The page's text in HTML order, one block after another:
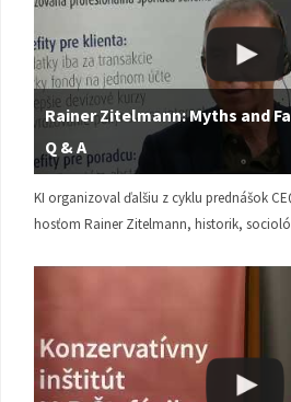
Rainer Zitelmann: Myths and
Q & A
KI organizoval ďalšiu z cyklu prednášok
hosťom Rainer Zitelmann, historik,